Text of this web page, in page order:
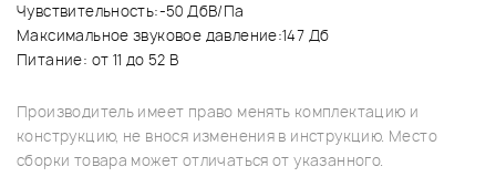
Чувствительность:-50 ДбВ/Па
Максимальное звуковое давление:147 Дб
Питание: от 11 до 52 В
Производитель имеет право менять комплектацию и
конструкцию, не внося изменения в инструкцию. Место
сборки товара может отличаться от указанного.